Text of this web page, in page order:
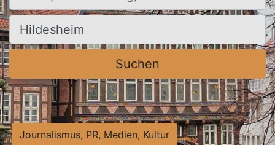
Ort, Stadt
Suchen
Journalismus, PR, Medien, Kultur